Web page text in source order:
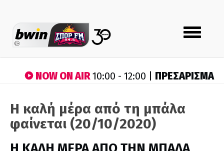
Toggle
navigation
NOW ON AIR10:00 - 12:00 | ΠΡΕΣΑΡΙΣΜΑ
Η καλή μέρα από τη μπάλα
φαίνεται (20/10/2020)